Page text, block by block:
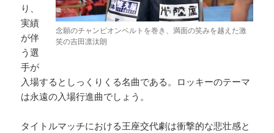
念願のチャンピオンベルトを巻き、満面の笑みを越えた激
笑の吉田凛汰朗
り、
実績
が伴
う選
手が
入場するとしっくりくる名曲である。ロッキーのテーマ
は永遠の入場行進曲でしょう。
タイトルマッチにおける王座交代劇は衝撃的な悲壮感と